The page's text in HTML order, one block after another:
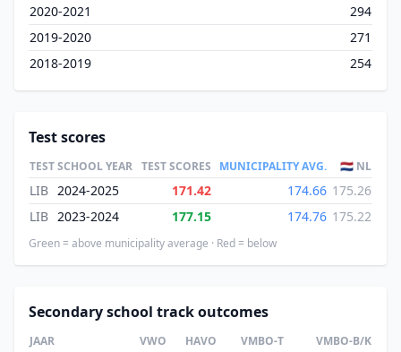
2020-2021
294
2019-2020
271
2018-2019
254
Test scores
TESTSCHOOL YEAR TEST SCORES MUNICIPALITY AVG. 🇳🇱 NL
LIB 2024-2025 171.42 174.66 175.26
LIB 2023-2024 177.15 174.76 175.22
Green = above municipality average · Red = below
Secondary school track outcomes
JAAR VWO HAVO VMBO-T VMBO-B/K